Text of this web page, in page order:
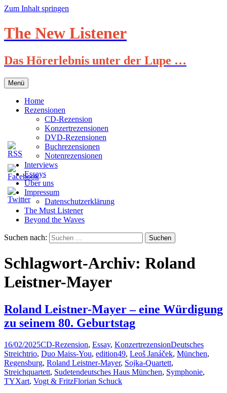
Zum Inhalt springen
The New Listener
Das Hörerlebnis unter der Lupe …
Menü
Home
Rezensionen
CD-Rezension
Konzertrezensionen
DVD-Rezensionen
Buchrezensionen
Notenrezensionen
Interviews
Essays
Über uns
Impressum
Datenschutzerklärung
The Must Listener
Beyond the Waves
Suchen nach:
Schlagwort-Archiv: Roland
Leistner-Mayer
Roland Leistner-Mayer – eine Würdigung
zu seinem 80. Geburtstag
16/02/2025CD-Rezension, Essay, KonzertrezensionDeutsches
Streichtrio, Duo Maiss-You, edition49, Leoš Janáček, München,
Regensburg, Roland Leistner-Mayer, Sojka-Quartett,
Streichquartett, Sudetendeutsches Haus München, Symphonie,
TYXart, Vogt & FritzFlorian Schuck